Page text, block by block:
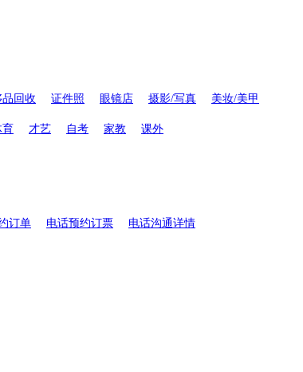
回收 证件照 眼镜店 摄影/写真 美妆/美甲
育 才艺 自考 家教 课外
订单 电话预约订票 电话沟通详情